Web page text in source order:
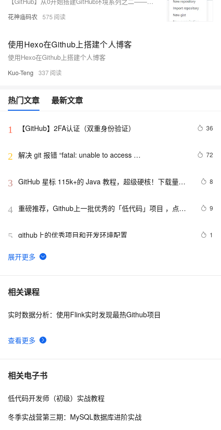
花神庙码农 575
使用Hexo在Github上搭建个人博客
使用Hexo在Github上搭建个人博客
Kuo-Teng 337
热门文章 最新文章
1 【GitHub】2FA认证（双重身份验证） 36
2 解决 git 报错 “fatal: unable to access
was rese
72
3 GitHub 星标 115k+的 Java 教程，超级硬核！下载量突
8
4 重磅推荐，Github上一批优秀的「低代码」项目 ，点赞
9
5 github上的优秀项目和开发环境配置 1
6 github上的一个开源kvo/kvb实现（ios),供参考
7 微软 GitHub 收购一个付费代码工具，然后免费开放了
8 MaskGCT：登上GitHub趋势榜榜首的TTS开源大模型
9 🔥基于GitHub的Electron自动发布与更新🔥
10
相关课程
查看更多
实时数据分析：使用Flink实时发现最热Github项目
相关电子书
低代码开发师（初级）实战教程
冬季实战营第三期：MySQL数据库进阶实战